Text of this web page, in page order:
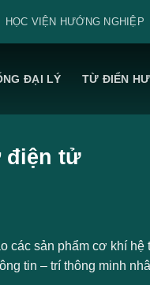
HỌC VIỆN HƯỚNG NGHIỆP
ĐẠI LÝ TỪ ĐIỂN
điện tử
các sản phẩm cơ khí
tin – trí thông minh